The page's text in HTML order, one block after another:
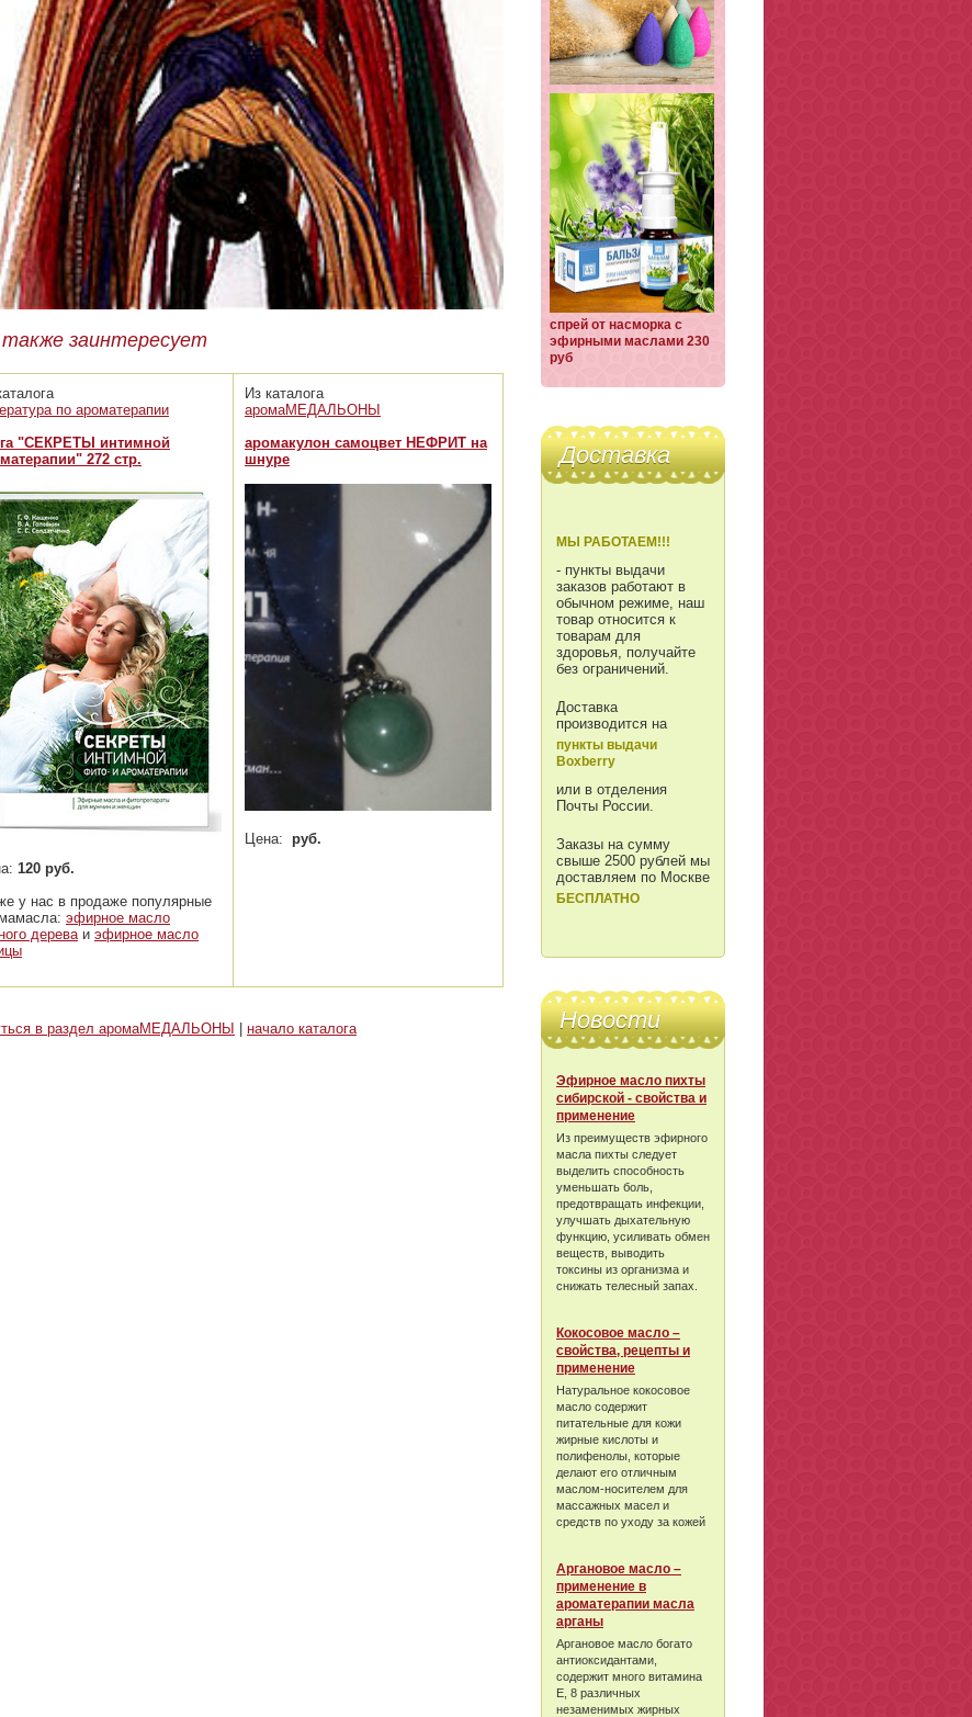
заинтересует
по ароматерапии
"СЕКРЕТЫ интимной
272 стр.
120 руб.
у нас в продаже популярные
эфирное масло
дерева и эфирное масло
Из каталога
аромаМЕДАЛЬОНЫ
аромакулон самоцвет НЕФРИТ на
шнуре
Цена: руб.
в раздел аромаМЕДАЛЬОНЫ начало каталога
спрей от насморка с
эфирными маслами 230
руб
Доставка
МЫ РАБОТАЕМ!!!
- пункты выдачи
заказов работают в
обычном режиме, наш
товар относится к
товарам для
здоровья, получайте
без ограничений.
Доставка
производится на
пункты выдачи
Boxberry
или в отделения
Почты России.
Заказы на сумму
свыше 2500 рублей мы
доставляем по Москве
БЕСПЛАТНО
Новости
Эфирное масло пихты
сибирской - свойства и
применение
Из преимуществ эфирного
масла пихты следует
выделить способность
уменьшать боль,
предотвращать инфекции,
улучшать дыхательную
функцию, усиливать обмен
веществ, выводить
токсины из организма и
снижать телесный запах.
Кокосовое масло –
свойства, рецепты и
применение
Натуральное кокосовое
масло содержит
питательные для кожи
жирные кислоты и
полифенолы, которые
делают его отличным
маслом-носителем для
массажных масел и
средств по уходу за кожей
Аргановое масло –
применение в
ароматерапии масла
арганы
Аргановое масло богато
антиоксидантами,
содержит много витамина
Е, 8 различных
незаменимых жирных